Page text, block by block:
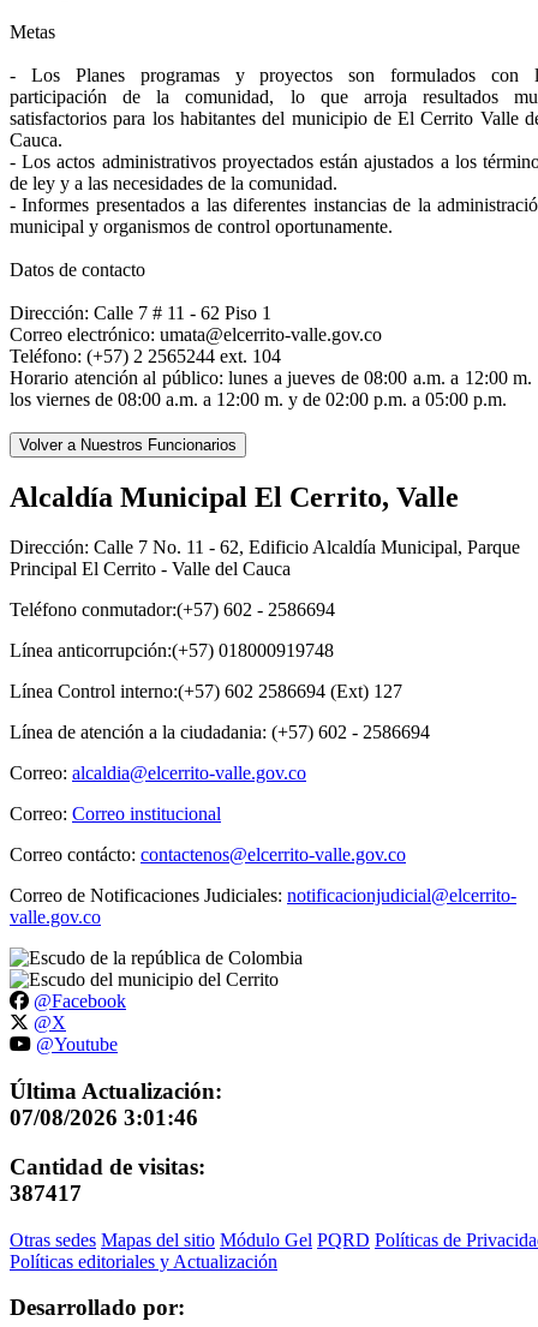
Metas
- Los Planes programas y proyectos son formulados con
participación de la comunidad, lo que arroja resultados
satisfactorios para los habitantes del municipio de El Cerrito Valle
Cauca.
- Los actos administrativos proyectados están ajustados a los
de ley y a las necesidades de la comunidad.
- Informes presentados a las diferentes instancias de la
municipal y organismos de control oportunamente.
Datos de contacto
Dirección: Calle 7 # 11 - 62 Piso 1
Correo electrónico: umata@elcerrito-valle.gov.co
Teléfono: (+57) 2 2565244 ext. 104
Horario atención al público: lunes a jueves de 08:00 a.m. a 12:00 m.
los viernes de 08:00 a.m. a 12:00 m. y de 02:00 p.m. a 05:00 p.m.
Alcaldía Municipal El Cerrito, Valle
Dirección: Calle 7 No. 11 - 62, Edificio Alcaldía Municipal, Parque
Principal El Cerrito - Valle del Cauca
Teléfono conmutador:(+57) 602 - 2586694
Línea anticorrupción:(+57) 018000919748
Línea Control interno:(+57) 602 2586694 (Ext) 127
Línea de atención a la ciudadania: (+57) 602 - 2586694
Correo: alcaldia@elcerrito-valle.gov.co
Correo: Correo institucional
Correo contácto: contactenos@elcerrito-valle.gov.co
Correo de Notificaciones Judiciales: notificacionjudicial@elcerrito-
valle.gov.co
@Facebook
@X
@Youtube
Última Actualización:
07/08/2026 3:01:46
Cantidad de visitas:
387417
Otras sedes Mapas del sitio Módulo Gel PQRD Políticas de
Políticas editoriales y Actualización
Desarrollado por: